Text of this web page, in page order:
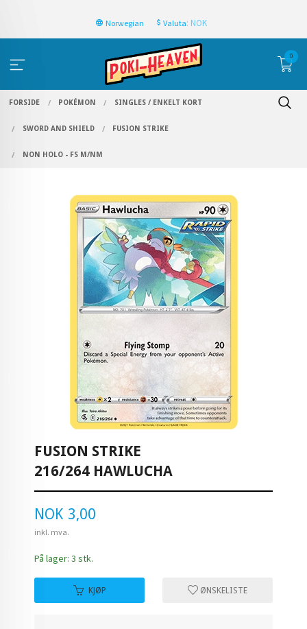
Norwegian Valuta: NOK
0
FORSIDE POKÉMON SINGLES / ENKELT KORT
SWORD AND SHIELD FUSION STRIKE
NON HOLO - FS M/NM
FUSION STRIKE
216/264 HAWLUCHA
Pris
NOK 3,00
inkl. mva.
På lager: 3 stk.
KJØP ØNSKELISTE